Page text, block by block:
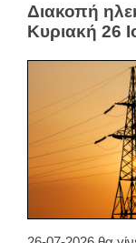
Διακοπή
Κυριακή 26